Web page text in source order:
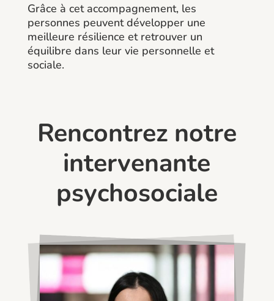
Grâce à cet accompagnement, les
personnes peuvent développer une
meilleure résilience et retrouver un
équilibre dans leur vie personnelle et
sociale.
Rencontrez notre
intervenante
psychosociale